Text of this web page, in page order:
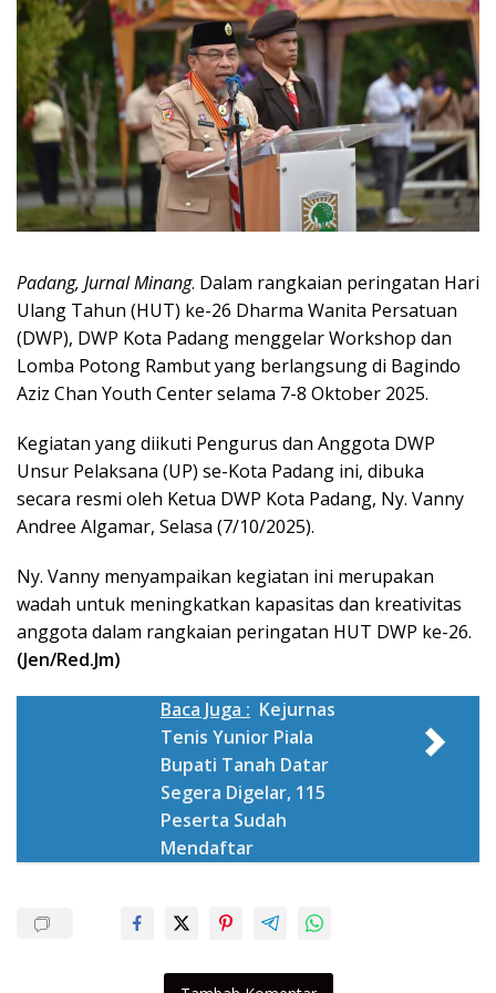
Padang, Jurnal Minang. Dalam rangkaian peringatan Hari
Ulang Tahun (HUT) ke-26 Dharma Wanita Persatuan
(DWP), DWP Kota Padang menggelar Workshop dan
Lomba Potong Rambut yang berlangsung di Bagindo
Aziz Chan Youth Center selama 7-8 Oktober 2025.
Kegiatan yang diikuti Pengurus dan Anggota DWP
Unsur Pelaksana (UP) se-Kota Padang ini, dibuka
secara resmi oleh Ketua DWP Kota Padang, Ny. Vanny
Andree Algamar, Selasa (7/10/2025).
Ny. Vanny menyampaikan kegiatan ini merupakan
wadah untuk meningkatkan kapasitas dan kreativitas
anggota dalam rangkaian peringatan HUT DWP ke-26.
(Jen/Red.Jm)
Baca Juga : Kejurnas
Tenis Yunior Piala
Bupati Tanah Datar
Segera Digelar, 115
Peserta Sudah
Mendaftar